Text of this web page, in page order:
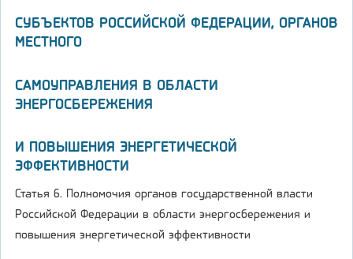
СУБЪЕКТОВ РОССИЙСКОЙ ФЕДЕРАЦИИ, ОРГАНОВ
МЕСТНОГО
САМОУПРАВЛЕНИЯ В ОБЛАСТИ
ЭНЕРГОСБЕРЕЖЕНИЯ
И ПОВЫШЕНИЯ ЭНЕРГЕТИЧЕСКОЙ
ЭФФЕКТИВНОСТИ
Статья 6. Полномочия органов государственной власти
Российской Федерации в области энергосбережения и
повышения энергетической эффективности